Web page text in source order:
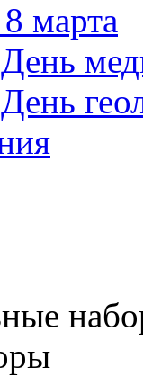
марта